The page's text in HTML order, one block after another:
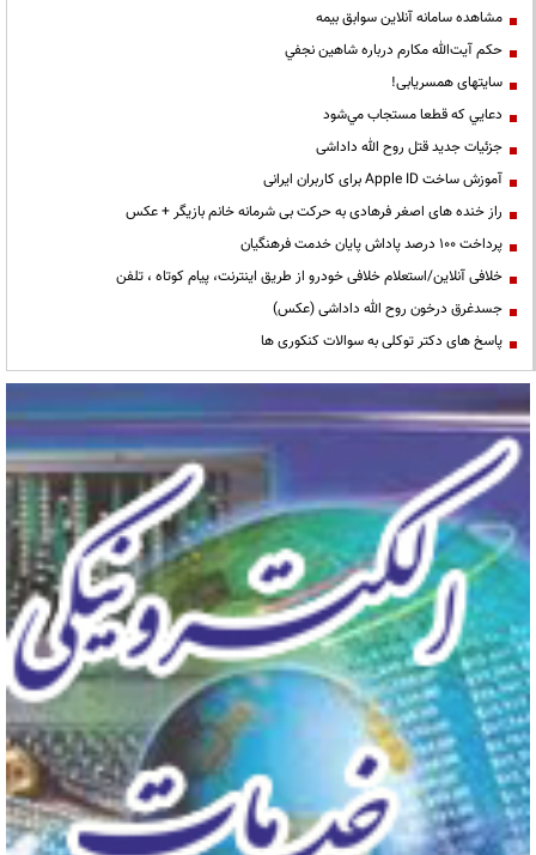
مشاهده سامانه آنلاين سوابق بیمه
حكم آيت‌الله مكارم درباره شاهين نجفي
سایتهای همسریابی!
دعايي كه قطعا مستجاب مي‌شود
جزئیات جدید قتل روح الله داداشی
آموزش ساخت Apple ID برای کاربران ایرانی
راز خنده های اصغر فرهادی به حرکت بی شرمانه خانم بازیگر + عکس
پرداخت ۱۰۰ درصد پاداش پایان خدمت فرهنگیان
خلافی آنلاین/استعلام خلافی خودرو از طریق اینترنت، پیام کوتاه ، تلفن
جسدغرق درخون روح الله داداشی (عکس)
پاسخ های دکتر توکلی به سوالات کنکوری ها